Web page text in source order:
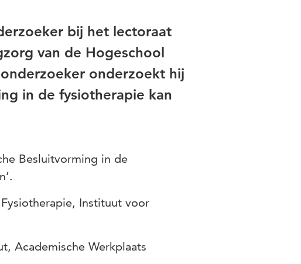
bij het lectoraat
van de Hogeschool
onderzoekt hij
in de fysiotherapie kan
Besluitvorming in de
Instituut voor
Academische Werkplaats